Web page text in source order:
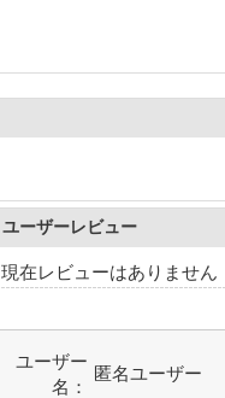
ユーザーレビュー
現在レビューはありません
ユーザー
名：
匿名ユーザー